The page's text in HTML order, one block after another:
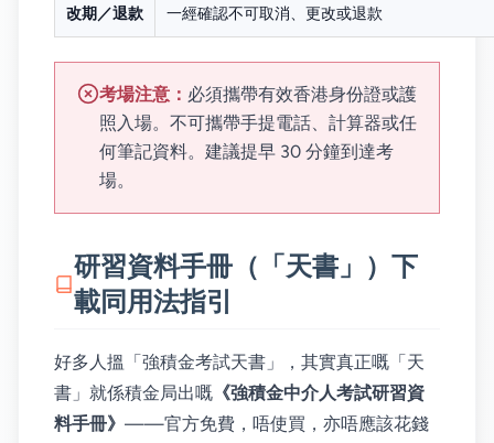
改期／退款 一經確認不可取消、更改或退款
考場注意： 必須攜帶有效香港身份證或護
照入場。不可攜帶手提電話、計算器或任
何筆記資料。建議提早 30 分鐘到達考
場。
研習資料手冊（「天書」）下
載同用法指引
好多人搵「強積金考試天書」，其實真正嘅「天
書」就係積金局出嘅 《強積金中介人考試研習資
料手冊》 ——官方免費，唔使買，亦唔應該花錢